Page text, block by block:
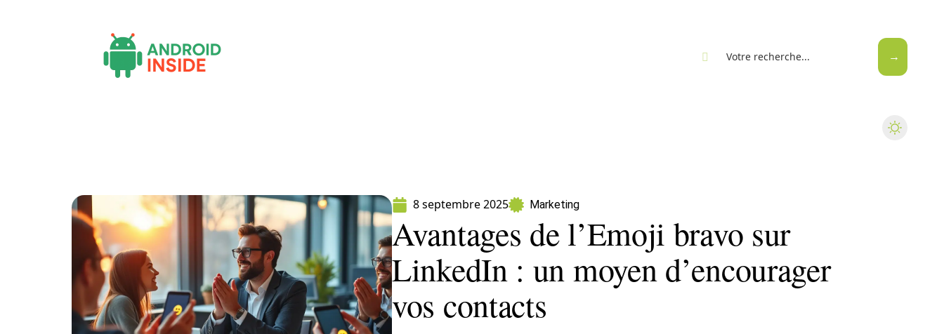
8 septembre 2025 Marketing
Avantages de l’Emoji bravo sur
LinkedIn : un moyen d’encourager
vos contacts